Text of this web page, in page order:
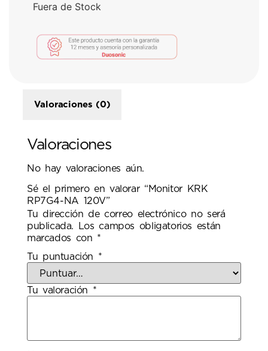
Fuera de Stock
Valoraciones (0)
Valoraciones
No hay valoraciones aún.
Sé el primero en valorar “Monitor KRK
RP7G4-NA 120V”
Tu dirección de correo electrónico no será
publicada.
Los campos obligatorios están
marcados con *
Tu puntuación *
Tu valoración *